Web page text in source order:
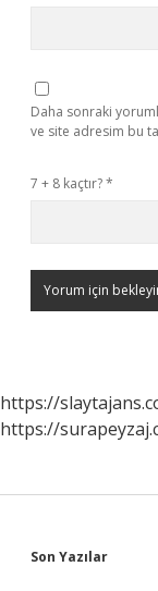
Daha sonraki
ve site adresim bu
7 + 8 kaçtır?*
https://
https://
Sidebar
Son Yazılar